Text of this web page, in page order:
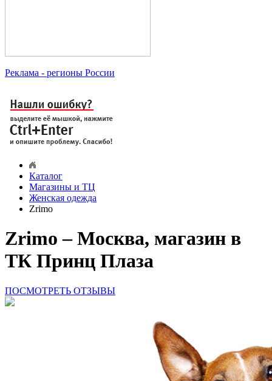
Реклама - регионы России
Каталог
Магазины и ТЦ
Женская одежда
Zrimo
Zrimo – Москва, магазин в
ТК Принц Плаза
ПОСМОТРЕТЬ ОТЗЫВЫ